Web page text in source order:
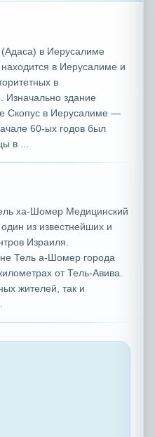
в Иерусалиме
в Иерусалиме и
в
Изначально здание
Скопус в Иерусалиме —
60-ых годов был
в ...
ха-Шомер Медицинский
из известнейших и
Израиля.
Тель а-Шомер города
от Тель-Авива.
жителей, так и